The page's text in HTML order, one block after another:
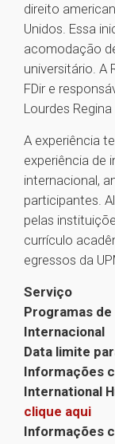
direito
Unidos. Essa
acomodação
universitário. A
FDir e
Lourdes
A experiência
experiência de
internacional,
participantes.
pelas
currículo
egressos da
Serviço
Programas
Internacional
Data limite
Informações
International
clique aqui
Informações